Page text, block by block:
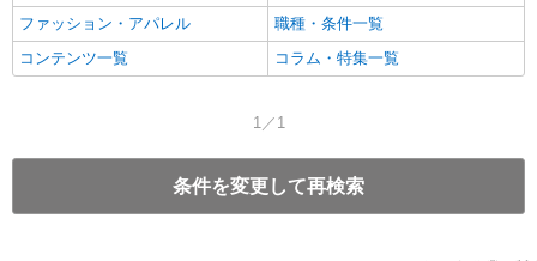
ファッション・アパレル
職種・条件一覧
コンテンツ一覧
コラム・特集一覧
1／1
条件を変更して再検索